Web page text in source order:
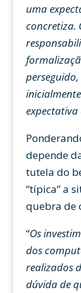
uma
concretiza.
depende
tutela do
“típica” a
quebra de
“Os
dos
realizados
dúvida de